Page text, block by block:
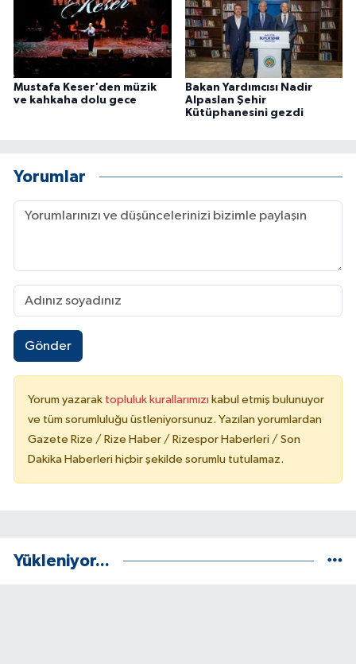
Mustafa Keser'den müzik
ve kahkaha dolu gece
Bakan Yardımcısı Nadir
Alpaslan Şehir
Kütüphanesini gezdi
Yorumlar
Gönder
Yorum yazarak topluluk kurallarımızı kabul etmiş bulunuyor
ve tüm sorumluluğu üstleniyorsunuz. Yazılan yorumlardan
Gazete Rize / Rize Haber / Rizespor Haberleri / Son
Dakika Haberleri hiçbir şekilde sorumlu tutulamaz.
Yükleniyor...